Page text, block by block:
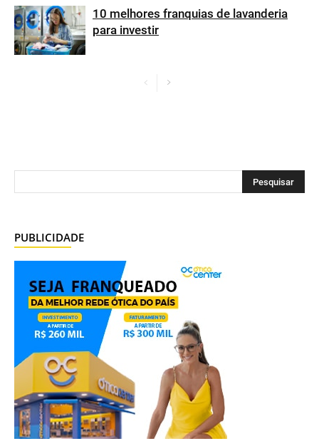
10 melhores franquias de lavanderia
para investir
PUBLICIDADE